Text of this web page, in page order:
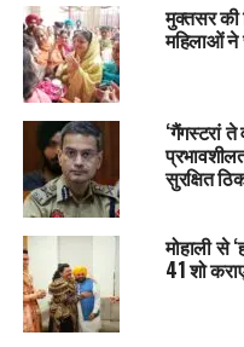
मानव तस्करों को 10 व
मुख्यमंत्री नायब सैनी ने कहा कि
मुक्तसर की
महिलाओं ने
‘गैंगस्टरां
सुरक्षित
मोहाली से
41 शो